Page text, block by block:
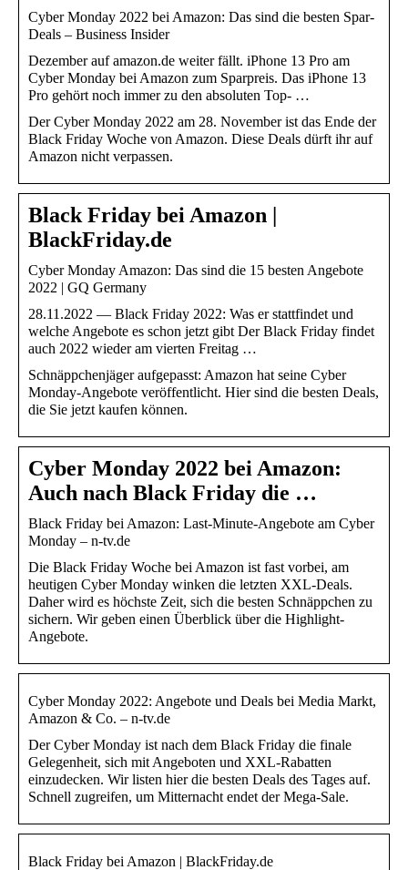
Cyber Monday 2022 bei Amazon: Das sind die besten Spar-
Deals – Business Insider
Dezember auf amazon.de weiter fällt. iPhone 13 Pro am
Cyber Monday bei Amazon zum Sparpreis. Das iPhone 13
Pro gehört noch immer zu den absoluten Top- …
Der Cyber Monday 2022 am 28. November ist das Ende der
Black Friday Woche von Amazon. Diese Deals dürft ihr auf
Amazon nicht verpassen.
Black Friday bei Amazon |
BlackFriday.de
Cyber Monday Amazon: Das sind die 15 besten Angebote
2022 | GQ Germany
28.11.2022 — Black Friday 2022: Was er stattfindet und
welche Angebote es schon jetzt gibt Der Black Friday findet
auch 2022 wieder am vierten Freitag …
Schnäppchenjäger aufgepasst: Amazon hat seine Cyber
Monday-Angebote veröffentlicht. Hier sind die besten Deals,
die Sie jetzt kaufen können.
Cyber Monday 2022 bei Amazon:
Auch nach Black Friday die …
Black Friday bei Amazon: Last-Minute-Angebote am Cyber
Monday – n-tv.de
Die Black Friday Woche bei Amazon ist fast vorbei, am
heutigen Cyber Monday winken die letzten XXL-Deals.
Daher wird es höchste Zeit, sich die besten Schnäppchen zu
sichern. Wir geben einen Überblick über die Highlight-
Angebote.
Cyber Monday 2022: Angebote und Deals bei Media Markt,
Amazon & Co. – n-tv.de
Der Cyber Monday ist nach dem Black Friday die finale
Gelegenheit, sich mit Angeboten und XXL-Rabatten
einzudecken. Wir listen hier die besten Deals des Tages auf.
Schnell zugreifen, um Mitternacht endet der Mega-Sale.
Black Friday bei Amazon | BlackFriday.de